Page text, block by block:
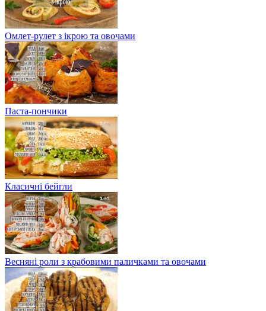
Омлет-рулет з ікрою та овочами
Паста-пончики
Класичні бейгли
Весняні роли з крабовими паличками та овочами